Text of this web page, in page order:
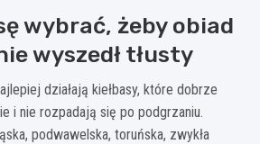
wybrać, żeby obiad
wyszedł tłusty
działają kiełbasy, które dobrze
i nie rozpadają się po podgrzaniu.
podwawelska, toruńska, zwykła